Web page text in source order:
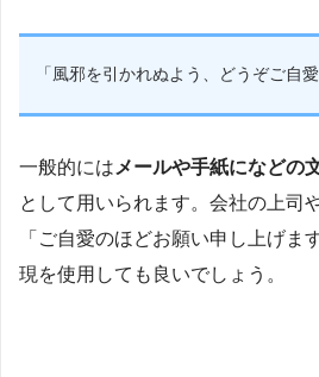
「風邪を引かれぬよう、どうぞご自
一般的には メールや手紙になどの
として用いられます。会社の上司
「ご自愛のほどお願い申し上げま
現を使用しても良いでしょう。